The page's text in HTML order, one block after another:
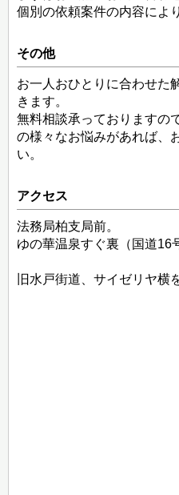
個別の依頼案件の内容によ
その他
お一人おひとりに合わせた
きます。
無料相談承っておりますの
の様々なお悩みがあれば、
い。
アクセス
法務局柏支局前。
ゆの華温泉すぐ裏（国道16
旧水戸街道、サイゼリヤ横